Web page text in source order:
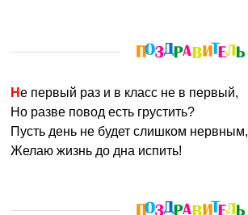
Не первый раз и в класс не в первый,
Но разве повод есть грустить?
Пусть день не будет слишком нервным,
Желаю жизнь до дна испить!